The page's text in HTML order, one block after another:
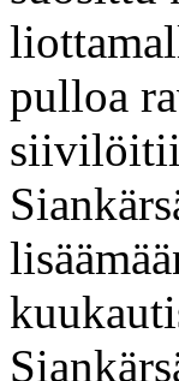
pulloa